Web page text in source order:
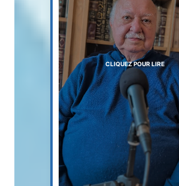
CLIQUEZ POUR LIRE